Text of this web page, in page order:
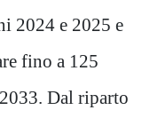
2024 e 2025 e
fino a 125
Dal riparto